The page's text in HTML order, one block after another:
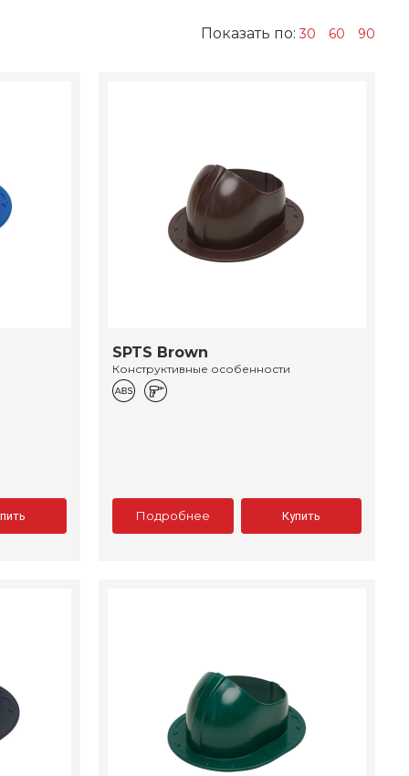
Показать по:30 60 90
SPTS Brown
Конструктивные особенности
Подробнее Купить